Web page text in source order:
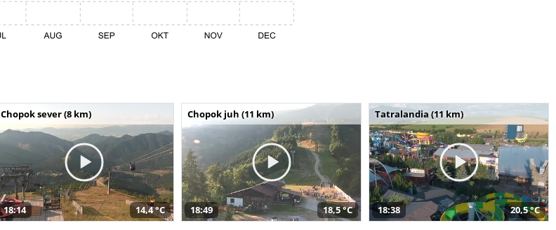
Chopok sever (8 km)
18:14 14,4 °C
Chopok juh (11 km)
18:49 18,5 °C
Tatralandia (11 km)
18:38 20,5 °C